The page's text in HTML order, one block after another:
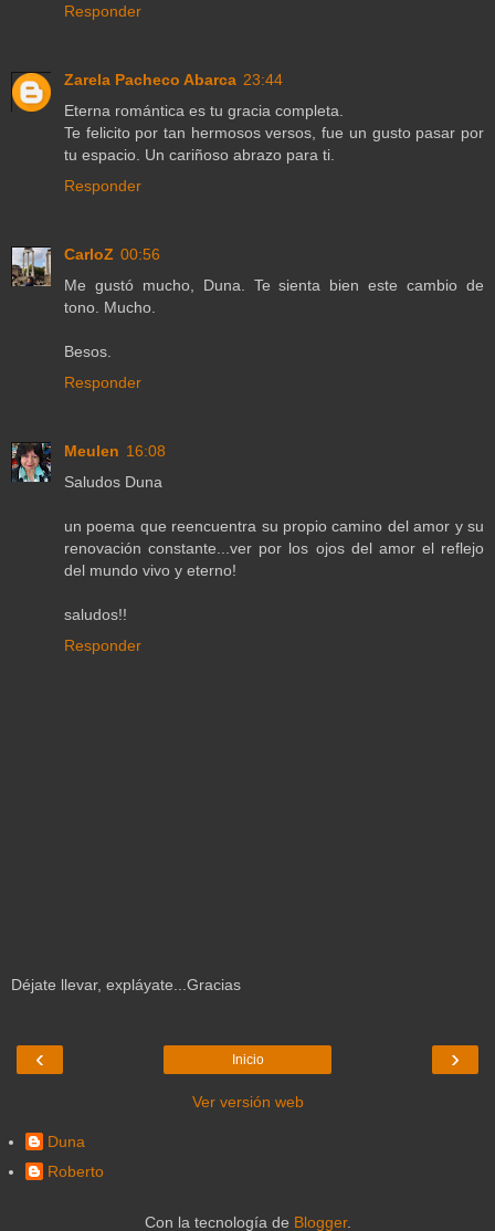
Responder
Zarela Pacheco Abarca 23:44
Eterna romántica es tu gracia completa.
Te felicito por tan hermosos versos, fue un gusto pasar por
tu espacio. Un cariñoso abrazo para ti.
Responder
CarloZ 00:56
Me gustó mucho, Duna. Te sienta bien este cambio de
tono. Mucho.
Besos.
Responder
Meulen 16:08
Saludos Duna
un poema que reencuentra su propio camino del amor y su
renovación constante...ver por los ojos del amor el reflejo
del mundo vivo y eterno!
saludos!!
Responder
Déjate llevar, expláyate...Gracias
‹ ›
Inicio
Ver versión web
Duna
Roberto
Con la tecnología de Blogger.